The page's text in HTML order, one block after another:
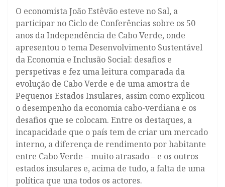
O economista João Estêvão esteve no Sal, a
participar no Ciclo de Conferências sobre os 50
anos da Independência de Cabo Verde, onde
apresentou o tema Desenvolvimento Sustentável
da Economia e Inclusão Social: desafios e
perspetivas e fez uma leitura comparada da
evolução de Cabo Verde e de uma amostra de
Pequenos Estados Insulares, assim como explicou
o desempenho da economia cabo-verdiana e os
desafios que se colocam. Entre os destaques, a
incapacidade que o país tem de criar um mercado
interno, a diferença de rendimento por habitante
entre Cabo Verde – muito atrasado – e os outros
estados insulares e, acima de tudo, a falta de uma
política que una todos os actores.